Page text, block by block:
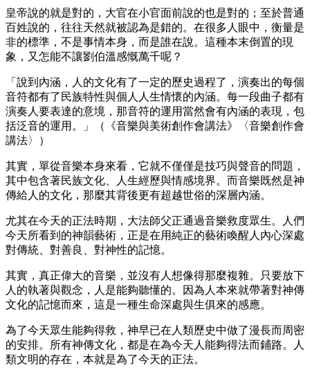
皇帝說的就是對的，大官在小官面前說的也是對的；至於普通
百姓說的，往往天然就被認為是錯的。在很多人眼中，衡量是
非的標準，不是事情本身，而是誰在說。這種本末倒置的現
象，又怎能不讓劉伯溫感慨萬千呢？
「說到內涵，人的文化有了一定的歷史過程了，演奏出的每個
音符都有了民族特性與個人人生情懷的內涵。每一段曲子都有
演奏人要表達的意境，那音符的運用當然會有內涵的表現，包
括泛音的運用。」（《音樂與美術創作會講法》〈音樂創作會
講法〉）
其實，單從音樂本身來看，它就不僅僅是技巧與聲音的問題，
其中包含著民族文化、人生經歷與情感境界。而音樂既然是神
傳給人的文化，那麼其背後更有超越世俗的深層內涵。
尤其在今天的正法時期，大法師父正通過音樂救度眾生。人們
今天所看到的神韻藝術，正是在用純正的藝術喚醒人內心深處
對傳統、對善良、對神性的記憶。
其實，真正偉大的音樂，並沒有人想像得那麼複雜。只要放下
人的執著與觀念，人是能夠聽懂的。因為人本來就帶著對神傳
文化的記憶而來，這是一種生命深處與生俱來的感應。
為了今天眾生能夠得救，神早已在人類歷史中做了漫長而周密
的安排。所有神傳文化，都是在為今天人能夠得法而鋪路。人
類文明的存在，本就是為了今天的正法。